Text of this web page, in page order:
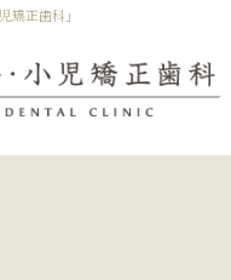
矯正歯科」